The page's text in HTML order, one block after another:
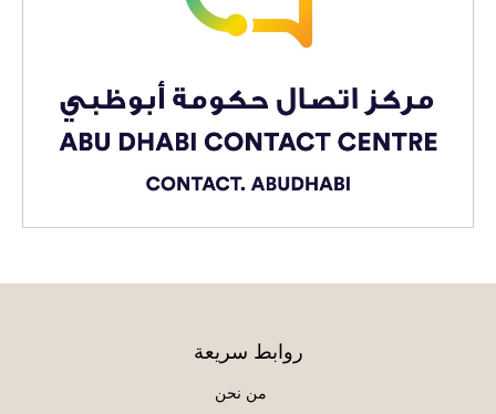
روابط سريعة
من نحن